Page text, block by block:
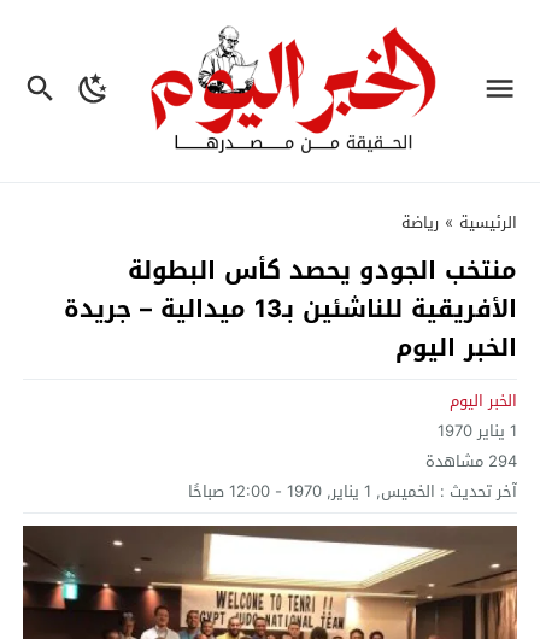
الرئيسية » رياضة
منتخب الجودو يحصد كأس البطولة
الأفريقية للناشئين بـ13 ميدالية – جريدة
الخبر اليوم
الخبر اليوم
1 يناير 1970
294 مشاهدة
آخر تحديث : الخميس, 1 يناير, 1970 - 12:00 صباحًا